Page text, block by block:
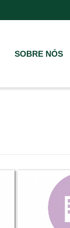
SOBRE NÓS